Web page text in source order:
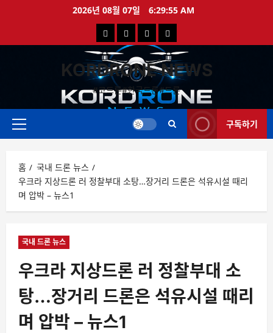
로
2026년 08월 07일 6:29:56 AM
국
내
드
론
뉴
해
외
드
론
뉴
드
영
상
드
론
특
가
KORDRONE NEWS
#코드론#한국드론#드론
주
구독하기
홈
국내 드론 뉴스
우크라 지상드론 러 정찰부대 소탕…장거리 드론은 석유시설 때리
며 압박 – 뉴스1
국내 드론 뉴스
우크라 지상드론 러 정찰부대 소
탕…장거리 드론은 석유시설 때리
며 압박 – 뉴스1